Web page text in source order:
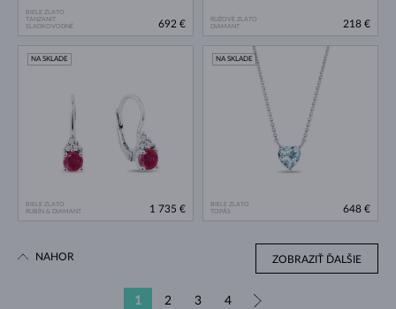
BIELE ZLATO
TANZANIT
SLADKOVODNÉ
692 €
RUŽOVÉ ZLATO
DIAMANT
218 €
BIELE ZLATO
RUBÍN & DIAMANT
NA SKLADE
1 735 €
BIELE ZLATO
TOPÁS
NA SKLADE
648 €
ZOBRAZIŤ ĎALŠIE
1 2 3 4
NAHOR